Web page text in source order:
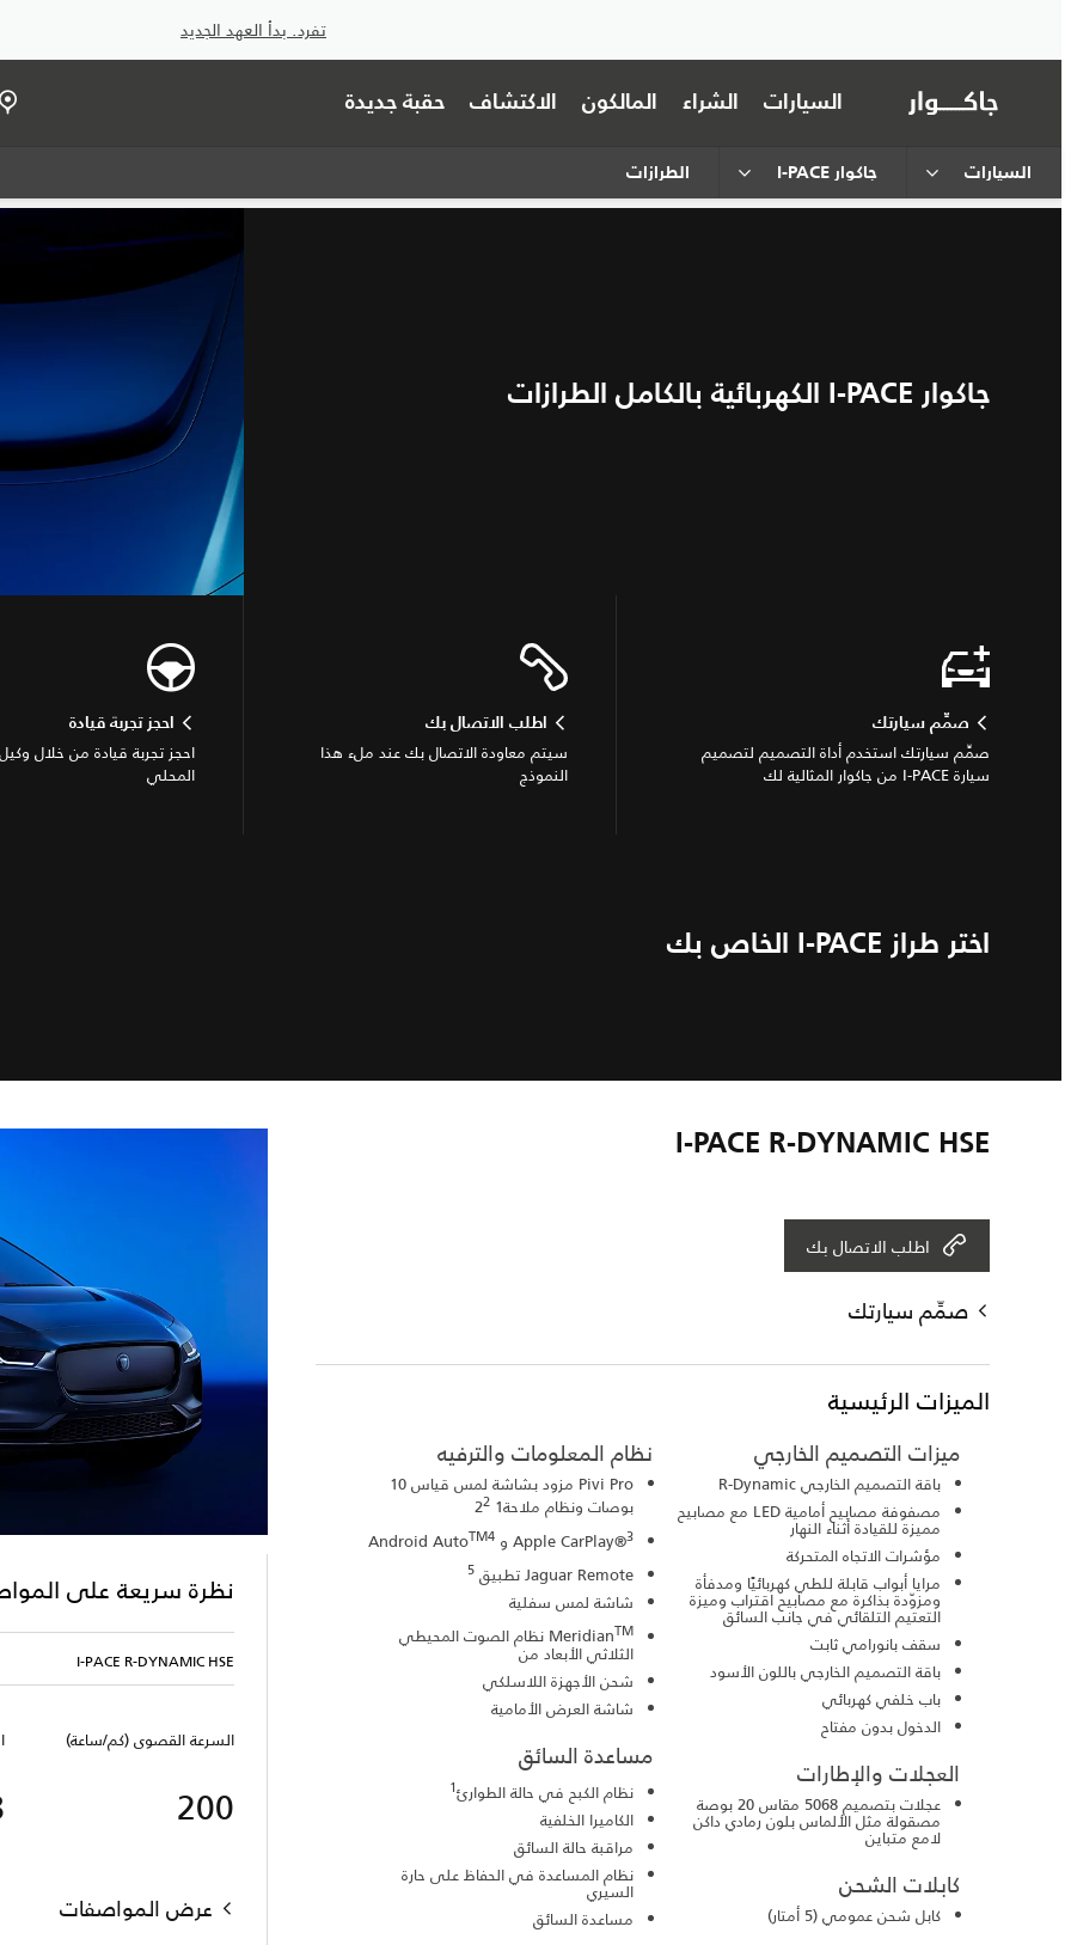
تفرد. بدأ العهد الجديد
السيارات الشراء المالكون الاكتشاف حقبة جديدة
السيارات جاكوار I‑PACE الطرازات
جاكوار I‑PACE الكهربائية بالكامل الطرازات
صمِّم سيارتك
صمِّم سيارتك استخدم أداة التصميم لتصميم
سيارة I‑PACE من جاكوار المثالية لك
اطلب الاتصال بك
سيتم معاودة الاتصال بك عند ملء هذا
النموذج
احجز تجربة قيادة
احجز تجربة قيادة من خلال وكيل
المحلي
اختر طراز I-PACE الخاص بك
I-PACE R-DYNAMIC HSE
اطلب الاتصال بك
صمِّم سيارتك
نظرة سريعة على
I-PACE R-DYNAMIC HSE
السرعة القصوى (كم/ساعة)
200
عرض المواصفات
الميزات الرئيسية
ميزات التصميم الخارجي
باقة التصميم الخارجي R-Dynamic
مصفوفة مصابيح أمامية LED مع مصابيح
مميزة للقيادة أثناء النهار
مؤشرات الاتجاه المتحركة
مرايا أبواب قابلة للطي كهربائيًا ومدفأة
ومزوّدة بذاكرة مع مصابيح اقتراب وميزة
التعتيم التلقائي في جانب السائق
سقف بانورامي ثابت
باقة التصميم الخارجي باللون الأسود
باب خلفي كهربائي
الدخول بدون مفتاح
العجلات والإطارات
عجلات بتصميم 5068 مقاس 20 بوصة
مصقولة مثل الألماس بلون رمادي داكن
لامع متباين
كابلات الشحن
كابل شحن عمومي (5 أمتار)
نظام المعلومات والترفيه
Pivi Pro مزود بشاشة لمس قياس 10
بوصات ونظام ملاحة1 2
2
Apple CarPlay®3 و Android Auto TM4
Jaguar Remote تطبيق 5
شاشة لمس سفلية
MeridianTM نظام الصوت المحيطي
الثلاثي الأبعاد من
شحن الأجهزة اللاسلكي
شاشة العرض الأمامية
مساعدة السائق
نظام الكبح في حالة الطوارئ1
الكاميرا الخلفية
مراقبة حالة السائق
نظام المساعدة في الحفاظ على حارة
السيري
مساعدة السائق